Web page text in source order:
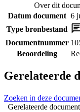
Over dit
Datum document 6
Type bronbestand
Documentnummer
Beoordeling
Gerelateerde
Zoeken in deze
Gerelateerde